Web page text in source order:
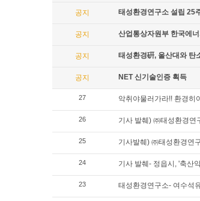
공지 태성환경연구소 설립 25
공지 산업통상자원부 한국에
공지 태성환경硏, 울산대와 탄
공지 NET 신기술인증 획득
27 악취야물러가라!! 환경히
26 기사 발췌) ㈜태성환경연
25 기사발췌) ㈜태성환경연
24 기사 발췌- 정읍시, '축산
23 태성환경연구소- 여수석